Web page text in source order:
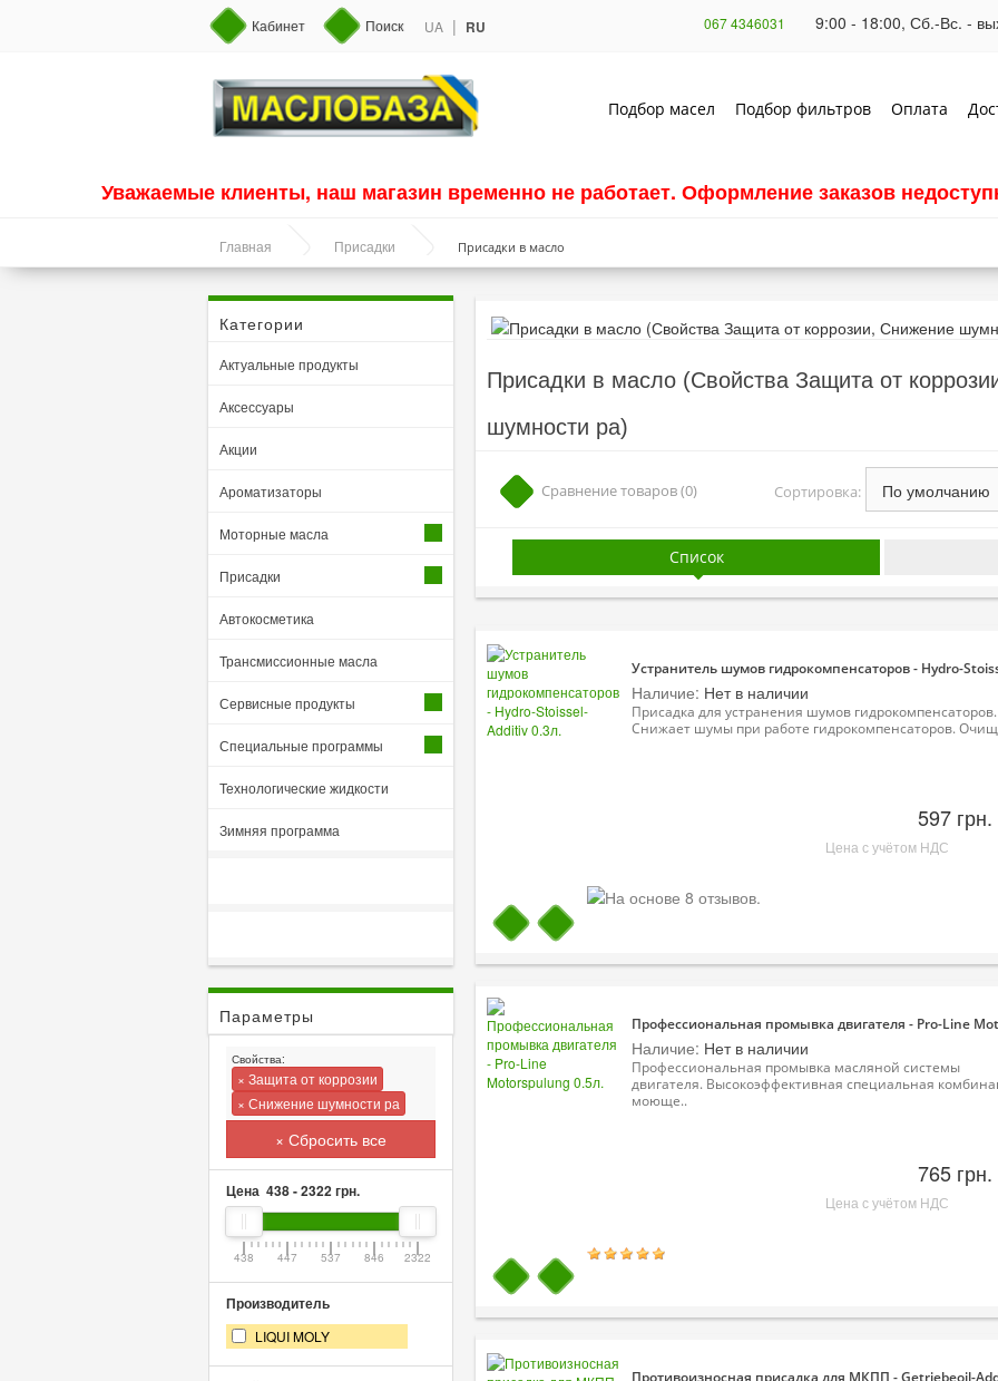
Кабинет Поиск UA | RU 067 4346031 9:00 - 18:00, Сб.-Вс. -
Подбор масел Подбор фильтров Оплата
Уважаемые клиенты, наш магазин временно не работает. Оформление заказов
Главная Присадки Присадки в масло
Категории
Актуальные продукты
Аксессуары
Акции
Ароматизаторы
Моторные масла
Присадки
Автокосметика
Трансмиссионные масла
Сервисные продукты
Специальные программы
Технологические жидкости
Зимняя программа
Параметры
Свойства:
× Защита от коррозии
× Снижение шумности ра
× Сбросить все
Цена 438-2322грн.
438 447 537 846 2322
Производитель
LIQUI MOLY
Присадки в масло (Свойства Защита от
шумности ра)
Сравнение товаров (0) Сортировка:
Список
Устранитель шумов гидрокомпенсаторов - Hydro-
Наличие: Нет в наличии
Присадка для устранения шумов гидрокомпенсаторов.
Снижает шумы при работе гидрокомпенсаторов.
597 грн.
Цена с учётом НДС
Профессиональная промывка двигателя - Pro-Line
Наличие: Нет в наличии
Профессиональная промывка масляной системы
двигателя. Высокоэффективная специальная
моюще..
765 грн.
Цена с учётом НДС